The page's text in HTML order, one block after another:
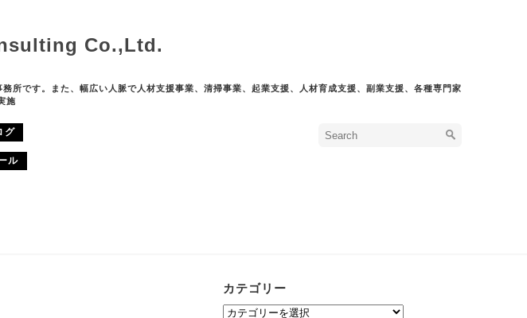
Co.,Ltd.
です。また、幅広い人脈で人材支援事業、清掃事業、起業支援、人材育成支援、副業支援、各種専門家
施
グ
ル
カテゴリー
カ